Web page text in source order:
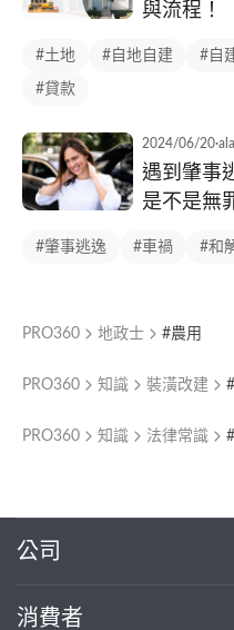
與流程！
#土地 #自地自建 #自
#貸款
2024/06/20·
遇到肇事
是不是無
#肇事逃逸 #車禍 #和
PRO360 地政士 #農用
PRO360 知識 裝潢改建
PRO360 知識 法律常識
公司
消費者
繼續完成